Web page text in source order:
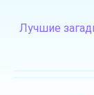
Лучшие